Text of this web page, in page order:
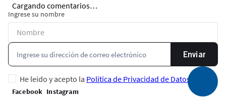
Cargando comentarios…
Ingrese su nombre
Enviar
He leído y acepto la Política de Privacidad de Datos